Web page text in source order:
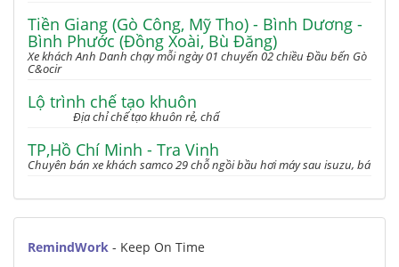
Tiền Giang (Gò Công, Mỹ Tho) - Bình Dương -
Bình Phước (Đồng Xoài, Bù Đăng)
Xe khách Anh Danh chạy mỗi ngày 01 chuyến 02 chiều Đầu bến Gò
C&ocir
Lộ trình chế tạo khuôn
Địa chỉ chế tạo khuôn rẻ, chấ
TP,Hồ Chí Minh - Tra Vinh
Chuyên bán xe khách samco 29 chỗ ngồi bầu hơi máy sau isuzu, bá
RemindWork - Keep On Time